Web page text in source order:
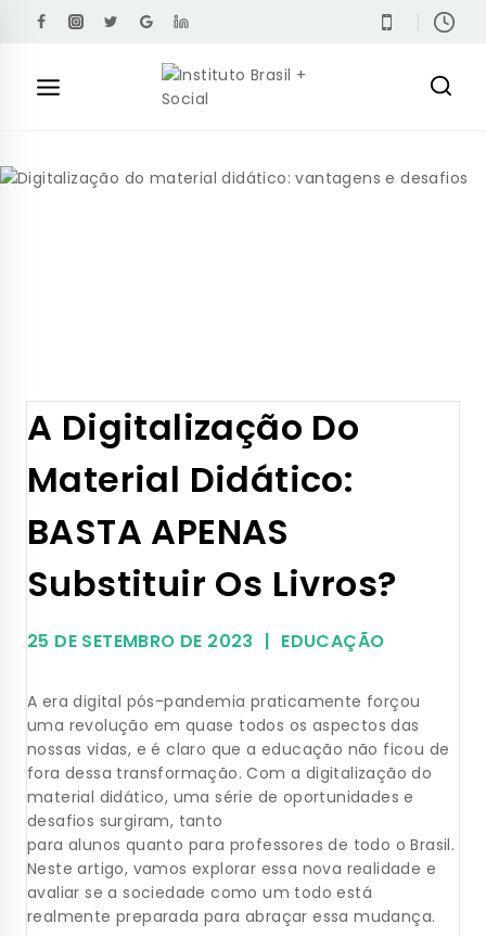
A Digitalização Do
Material Didático:
BASTA APENAS
Substituir Os Livros?
25 DE SETEMBRO DE 2023 EDUCAÇÃO
A era digital pós-pandemia praticamente forçou
uma revolução em quase todos os aspectos das
nossas vidas, e é claro que a educação não ficou de
fora dessa transformação. Com a digitalização do
material didático, uma série de oportunidades e
desafios surgiram, tanto
para alunos quanto para professores de todo o Brasil.
Neste artigo, vamos explorar essa nova realidade e
avaliar se a sociedade como um todo está
realmente preparada para abraçar essa mudança.